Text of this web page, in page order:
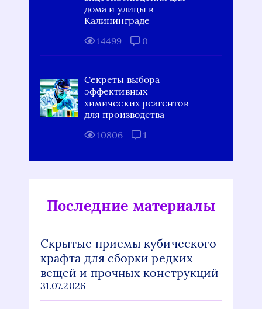
дома и улицы в
Калининграде
14499
0
Секреты выбора
эффективных
химических реагентов
для производства
10806
1
Последние материалы
Скрытые приемы кубического
крафта для сборки редких
вещей и прочных конструкций
31.07.2026